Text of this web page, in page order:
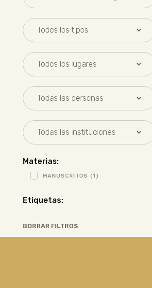
Materias:
MANUSCRITOS (1)
Etiquetas:
BORRAR FILTROS